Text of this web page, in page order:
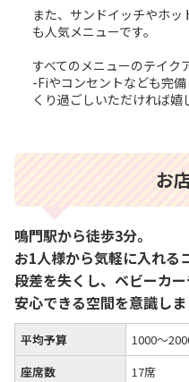
また、サンドイッチやホ
も人気メニューです。
すべてのメニューのテイ
-Fiやコンセントなども完
くり過ごしいただければ
お
鳴門駅から徒歩3分。
お1人様から気軽に入れる
段差を失くし、ベビーカ
安心できる空間を意識しま
平均予算
1000～
座席数
17席